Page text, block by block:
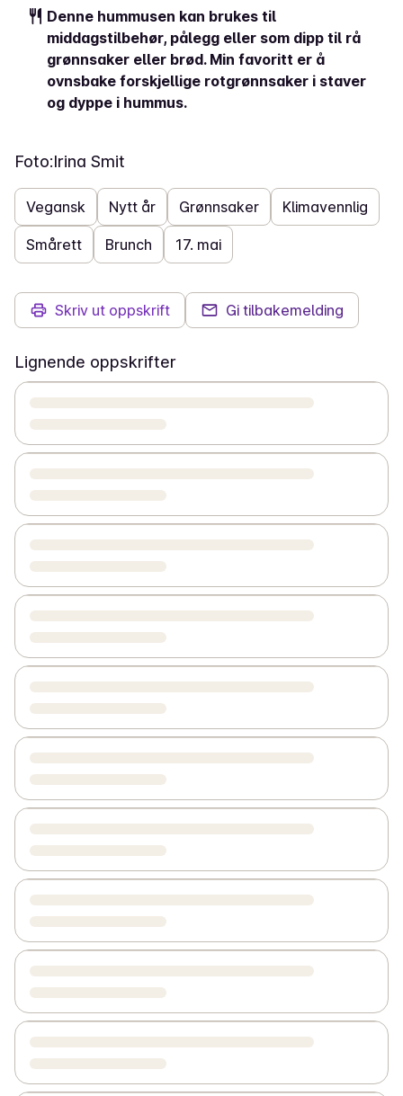
Denne hummusen kan brukes til
middagstilbehør, pålegg eller som dipp til rå
grønnsaker eller brød. Min favoritt er å
ovnsbake forskjellige rotgrønnsaker i staver
og dyppe i hummus.
Foto:Irina Smit
Vegansk Nytt år Grønnsaker Klimavennlig
Smårett Brunch 17. mai
Skriv ut oppskrift Gi tilbakemelding
Lignende oppskrifter